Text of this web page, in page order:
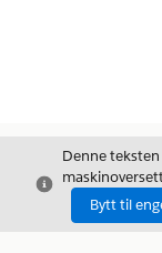
Avslutt
Denne
Bytt til